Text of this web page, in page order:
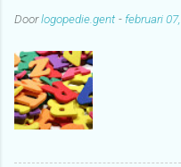
Doorlogopedie.gent - februari